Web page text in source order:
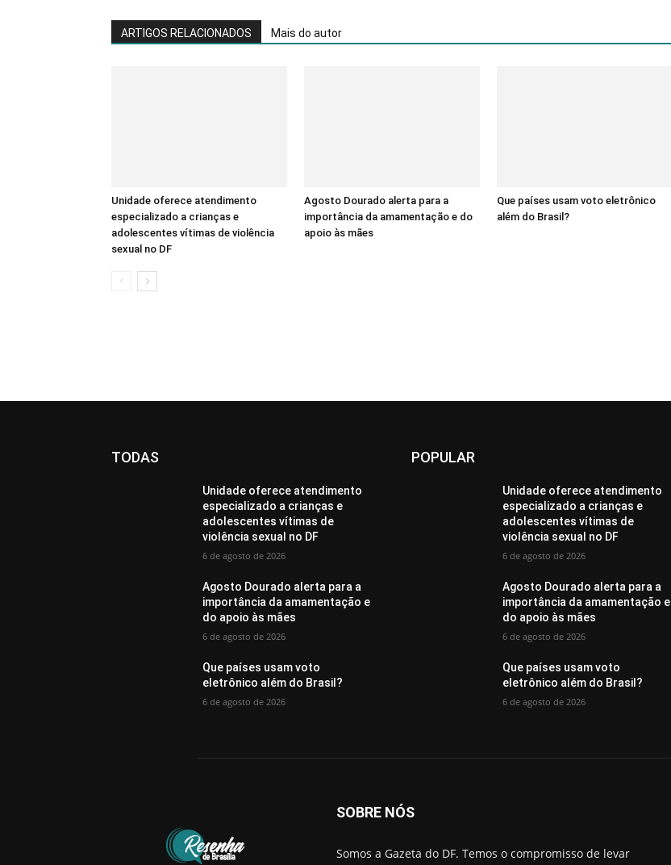
ARTIGOS RELACIONADOS Mais do autor
Unidade oferece atendimento
especializado a crianças e
adolescentes vítimas de violência
sexual no DF
Agosto Dourado alerta para a
importância da amamentação e do
apoio às mães
Que países usam voto eletrônico
além do Brasil?
TODAS
Unidade oferece atendimento
especializado a crianças e
adolescentes vítimas de
violência sexual no DF
6 de agosto de 2026
Agosto Dourado alerta para a
importância da amamentação e
do apoio às mães
6 de agosto de 2026
Que países usam voto
eletrônico além do Brasil?
6 de agosto de 2026
POPULAR
Unidade oferece atendimento
especializado a crianças e
adolescentes vítimas de
violência sexual no DF
6 de agosto de 2026
Agosto Dourado alerta para a
importância da amamentação e
do apoio às mães
6 de agosto de 2026
Que países usam voto
eletrônico além do Brasil?
6 de agosto de 2026
SOBRE NÓS
Somos a Gazeta do DF. Temos o compromisso de levar